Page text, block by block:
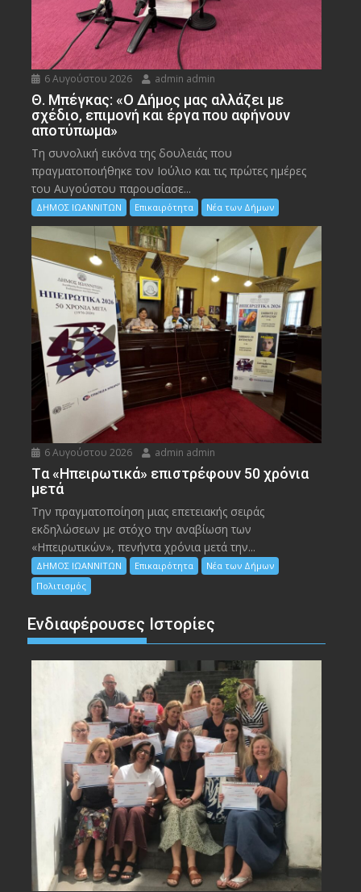
6 Αυγούστου 2026 admin admin
Θ. Μπέγκας: «Ο Δήμος μας αλλάζει με
σχέδιο, επιμονή και έργα που αφήνουν
αποτύπωμα»
Τη συνολική εικόνα της δουλειάς που
πραγματοποιήθηκε τον Ιούλιο και τις πρώτες ημέρες
του Αυγούστου παρουσίασε...
ΔΗΜΟΣ ΙΩΑΝΝΙΤΩΝ Επικαιρότητα Νέα των Δήμων
6 Αυγούστου 2026 admin admin
Tα «Ηπειρωτικά» επιστρέφουν 50 χρόνια
μετά
Την πραγματοποίηση μιας επετειακής σειράς
εκδηλώσεων με στόχο την αναβίωση των
«Ηπειρωτικών», πενήντα χρόνια μετά την...
ΔΗΜΟΣ ΙΩΑΝΝΙΤΩΝ Επικαιρότητα
Νέα των Δήμων
Πολιτισμός
Ενδιαφέρουσες Ιστορίες